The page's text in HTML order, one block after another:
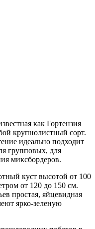
как Гортензия
крупнолистный сорт.
идеально подходит
групповых, для
миксбордеров.
куст высотой от 100
от 120 до 150 см.
простая, яйцевидная
ярко-зеленую